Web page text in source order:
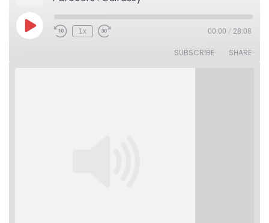
Play
Episode
Rewind
1x
Fast
00:00 / 28:08
SUBSCRIBE SHARE